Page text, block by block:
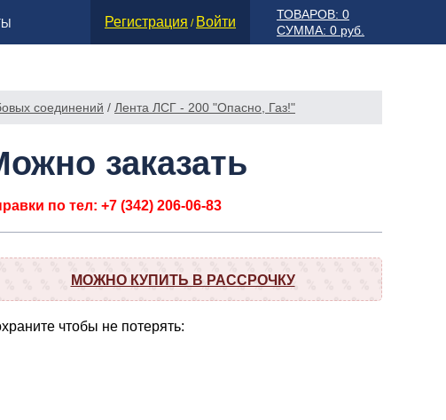
ТОВАРОВ: 0
СУММА: 0 руб.
Регистрация / Войти
соединений / Лента ЛСГ - 200 "Опасно, Газ!"
заказать
по тел: +7 (342) 206-06-83
МОЖНО КУПИТЬ В РАССРОЧКУ
чтобы не потерять: